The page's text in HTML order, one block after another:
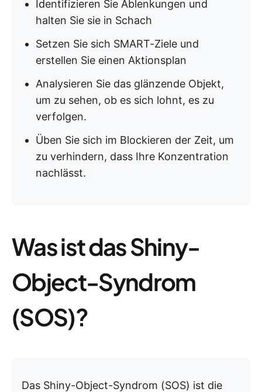
Identifizieren Sie Ablenkungen und
halten Sie sie in Schach
Setzen Sie sich SMART-Ziele und
erstellen Sie einen Aktionsplan
Analysieren Sie das glänzende Objekt,
um zu sehen, ob es sich lohnt, es zu
verfolgen.
Üben Sie sich im Blockieren der Zeit, um
zu verhindern, dass Ihre Konzentration
nachlässt.
Was ist das Shiny-
Object-Syndrom
(SOS)?
Das Shiny-Object-Syndrom (SOS) ist die